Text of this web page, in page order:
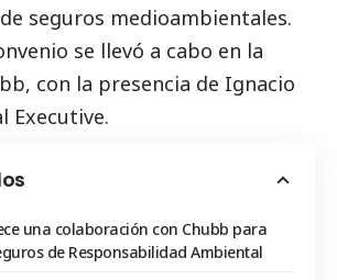
seguros medioambientales.
se llevó a cabo en la
con la presencia de Ignacio
Executive.
una colaboración con Chubb para
de Responsabilidad Ambiental